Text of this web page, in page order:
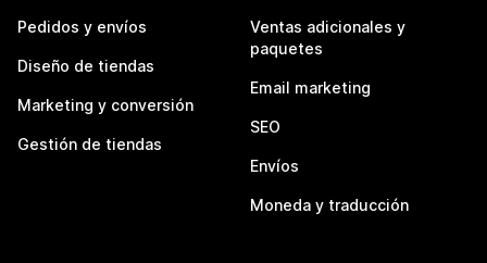
Pedidos y envíos
Diseño de tiendas
Marketing y conversión
Gestión de tiendas
Ventas adicionales y
paquetes
Email marketing
SEO
Envíos
Moneda y traducción